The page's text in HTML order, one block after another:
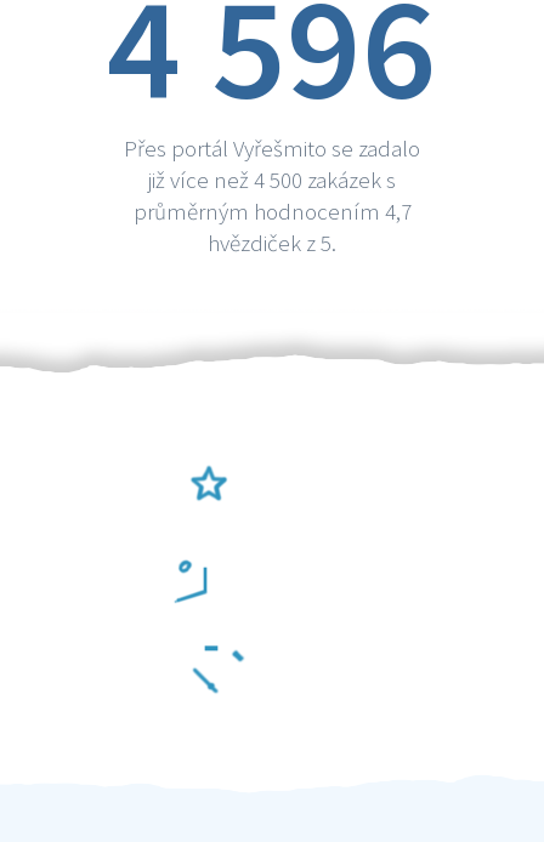
4 596
Přes portál Vyřešmito se zadalo
již více než 4 500 zakázek s
průměrným hodnocením 4,7
hvězdiček z 5.